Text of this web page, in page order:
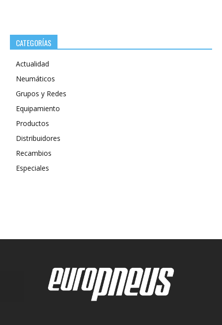
CATEGORÍAS
Actualidad
Neumáticos
Grupos y Redes
Equipamiento
Productos
Distribuidores
Recambios
Especiales